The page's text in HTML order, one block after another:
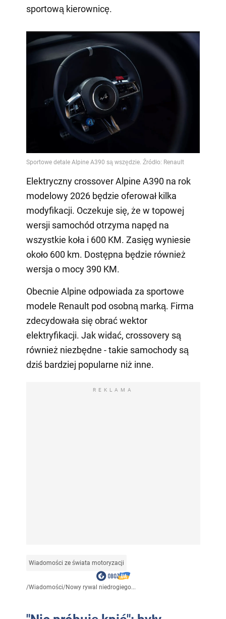
sportową kierownicę.
Elektryczny crossover Alpine A390 na rok
modelowy 2026 będzie oferował kilka
modyfikacji. Oczekuje się, że w topowej
wersji samochód otrzyma napęd na
wszystkie koła i 600 KM. Zasięg wyniesie
około 600 km. Dostępna będzie również
wersja o mocy 390 KM.
Obecnie Alpine odpowiada za sportowe
modele Renault pod osobną marką. Firma
zdecydowała się obrać wektor
elektryfikacji. Jak widać, crossovery są
również niezbędne - takie samochody są
dziś bardziej popularne niż inne.
REKLAMA
Wiadomości ze świata motoryzacji
/Wiadomości/Nowy rywal niedrogiego...